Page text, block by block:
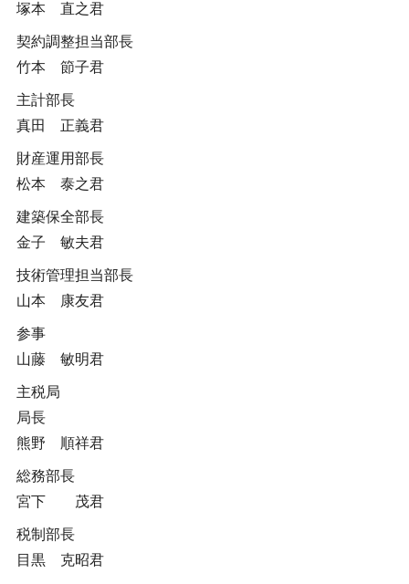
塚本 直之君
契約調整担当部長
竹本 節子君
主計部長
真田 正義君
財産運用部長
松本 泰之君
建築保全部長
金子 敏夫君
技術管理担当部長
山本 康友君
参事
山藤 敏明君
主税局
局長
熊野 順祥君
総務部長
宮下 茂君
税制部長
目黒 克昭君